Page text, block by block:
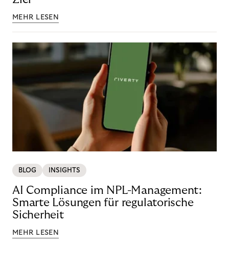
MEHR LESEN
BLOG INSIGHTS
AI Compliance im NPL-Management:
Smarte Lösungen für regulatorische
Sicherheit
MEHR LESEN